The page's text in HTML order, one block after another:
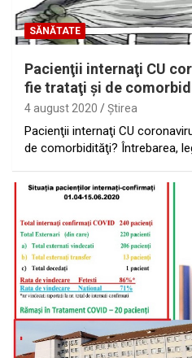
SĂNĂTATE
Pacienţii internaţi CU
fie trataţi şi de
4 august 2020 Ştirea
Pacienţii internaţi CU
de comorbidităţi? Întrebarea,